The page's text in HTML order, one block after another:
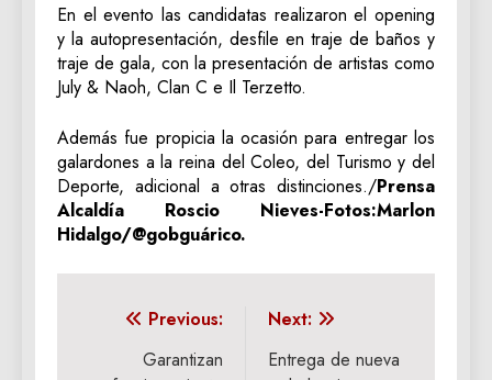
En el evento las candidatas realizaron el opening
y la autopresentación, desfile en traje de baños y
traje de gala, con la presentación de artistas como
July & Naoh, Clan C e Il Terzetto.
Además fue propicia la ocasión para entregar los
galardones a la reina del Coleo, del Turismo y del
Deporte, adicional a otras distinciones./Prensa
Alcaldía Roscio Nieves-Fotos:Marlon
Hidalgo/@gobguárico.
Navegación
Previous:
Garantizan
Next:
Entrega de nueva